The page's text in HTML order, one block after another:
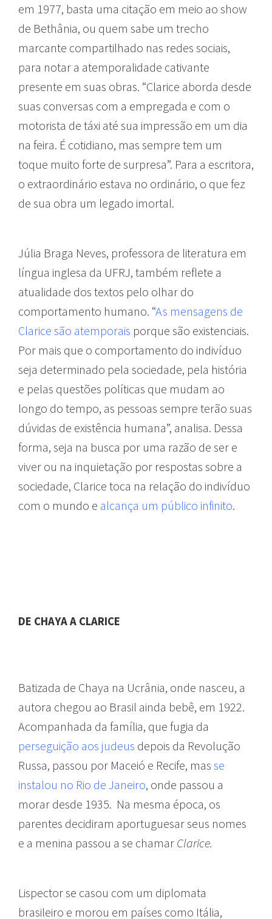
em 1977, basta uma citação em meio ao show
de Bethânia, ou quem sabe um trecho
marcante compartilhado nas redes sociais,
para notar a atemporalidade cativante
presente em suas obras. “Clarice aborda desde
suas conversas com a empregada e com o
motorista de táxi até sua impressão em um dia
na feira. É cotidiano, mas sempre tem um
toque muito forte de surpresa”. Para a escritora,
o extraordinário estava no ordinário, o que fez
de sua obra um legado imortal.
Júlia Braga Neves, professora de literatura em
língua inglesa da UFRJ, também reflete a
atualidade dos textos pelo olhar do
comportamento humano. “As mensagens de
Clarice são atemporais porque são existenciais.
Por mais que o comportamento do indivíduo
seja determinado pela sociedade, pela história
e pelas questões políticas que mudam ao
longo do tempo, as pessoas sempre terão suas
dúvidas de existência humana”, analisa. Dessa
forma, seja na busca por uma razão de ser e
viver ou na inquietação por respostas sobre a
sociedade, Clarice toca na relação do indivíduo
com o mundo e alcança um público infinito.
DE CHAYA A CLARICE
Batizada de Chaya na Ucrânia, onde nasceu, a
autora chegou ao Brasil ainda bebê, em 1922.
Acompanhada da família, que fugia da
perseguição aos judeus depois da Revolução
Russa, passou por Maceió e Recife, mas se
instalou no Rio de Janeiro, onde passou a
morar desde 1935. Na mesma época, os
parentes decidiram aportuguesar seus nomes
e a menina passou a se chamar Clarice.
Lispector se casou com um diplomata
brasileiro e morou em países como Itália,